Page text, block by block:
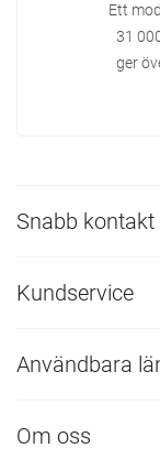
Ett
31
ger
Snabb kontakt
Kundservice
Användbara
Om oss